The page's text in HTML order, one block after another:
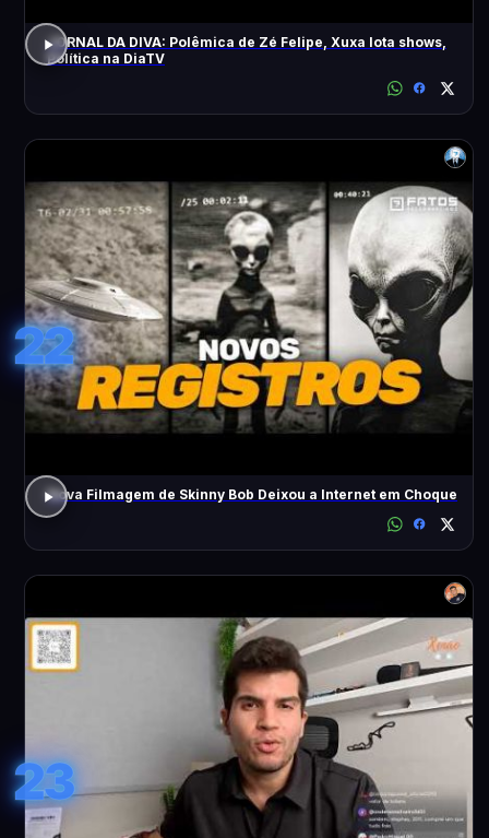
JORNAL DA DIVA: Polêmica de Zé Felipe, Xuxa lota shows,
Política na DiaTV
22
Nova Filmagem de Skinny Bob Deixou a Internet em Choque
23